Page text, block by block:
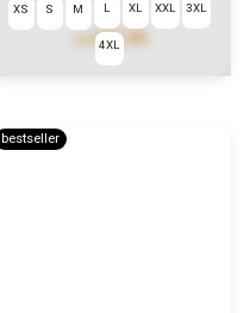
€72,90
XS S M L XL XXL 3XL
4XL
bestseller